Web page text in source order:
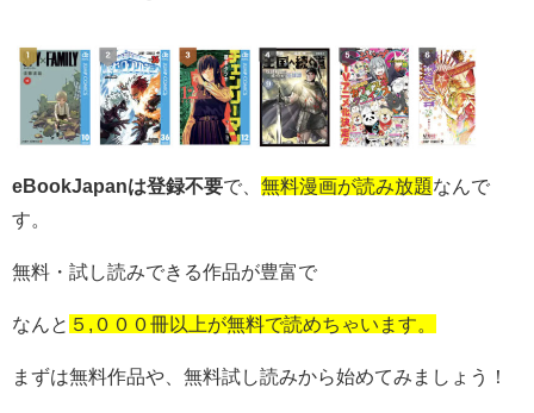
eBookJapanは登録不要で、 無料漫画が読み放題なんで
す。
無料・試し読みできる作品が豊富で
なんと ５,０００冊以上が無料で読めちゃいます。
まずは無料作品や、無料試し読みから始めてみましょう！